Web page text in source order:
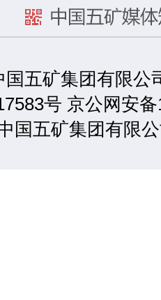
五矿集团有限公
号 京公网安
国五矿集团有限